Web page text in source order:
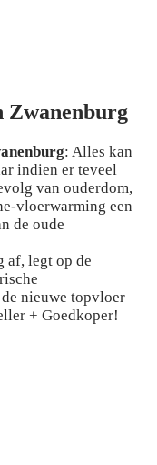
: Alles kan
indien er teveel
van ouderdom,
vloerwarming een
de oude
af, legt op de
nieuwe topvloer
+ Goedkoper!